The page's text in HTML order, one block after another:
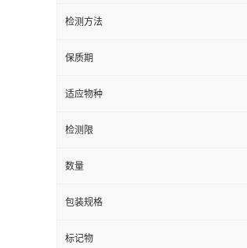
检测方法
保质期
适应物种
检测限
数量
包装规格
标记物